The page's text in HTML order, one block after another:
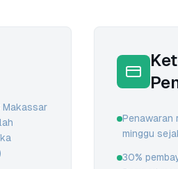
Makassar
Penawaran
minggu
30%